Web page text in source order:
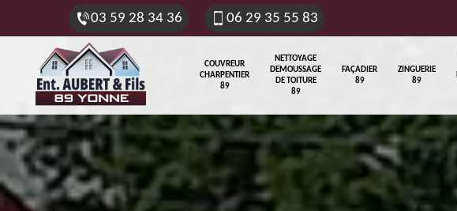
03 59 28 34 36 06 29 35 55 83
COUVREUR
CHARPENTIER
89
NETTOYAGE
DEMOUSSAGE
DE TOITURE
89
FAÇADIER
89
ZINGUERIE
89